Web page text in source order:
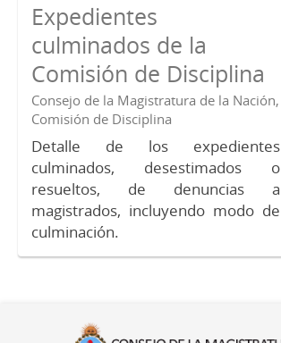
Expedientes
culminados de la
Comisión de Disciplina
Consejo de la Magistratura de la Nación,
Comisión de Disciplina
Detalle de los expedientes
culminados, desestimados o
resueltos, de denuncias a
magistrados, incluyendo modo de
culminación.